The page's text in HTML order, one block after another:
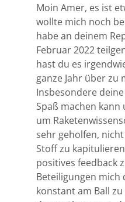
Moin Amer, es ist
wollte mich noch
habe an deinem
Februar 2022
hast du es
ganze Jahr über zu
Insbesondere
Spaß machen kann
um
sehr geholfen,
Stoff zu
positives feedback
Beteiligungen mich
konstant am Ball